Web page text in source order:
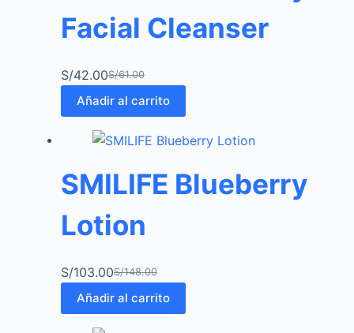
Facial Cleanser
S/61.00
S/42.00
Añadir al carrito
SMILIFE Blueberry
Lotion
S/148.00
S/103.00
Añadir al carrito